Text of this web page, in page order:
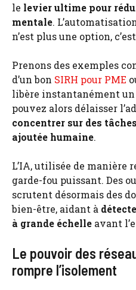
le levier ultime pour
mentale.
n’est plus une option,
Prenons des exemples
d’un bon SIRH pour PME
libère instantanément
pouvez alors délaisser
concentrer sur des
ajoutée humaine.
L’IA, utilisée de manière
garde-fou puissant. Des
scrutent désormais des
bien-être, aidant à
à grande échelle avant
Le pouvoir des
rompre l’isolement